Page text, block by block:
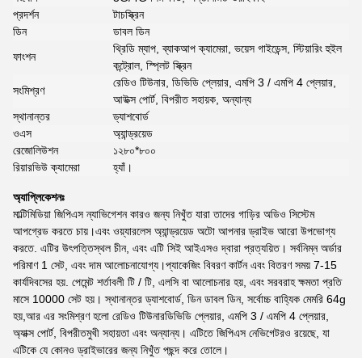
প্রদর্শন
টাচস্ক্রিন
ডিন
ডাবল ডিন
ফাংশন
থ্রিডি ম্যাপ, ব্যাকআপ ক্যামেরা, ভয়েস গাইডেন্স, স্টিয়ারিং হুইল
কন্ট্রোল, স্প্লিট স্ক্রিন
সংমিশ্রণ
রেডিও টিউনার, ডিভিডি প্লেয়ার, এমপি 3 / এমপি 4 প্লেয়ার,
আউক্স পোর্ট, বিপরীত সহায়ক, অন্যান্য
স্থানান্তর
ড্যাশবোর্ড
ওএস
অ্যান্ড্রয়েড
রেজোলিউশন
১২৮০*৮০০
রিয়ারভিউ ক্যামেরা
হ্যাঁ।
অ্যাপ্লিকেশনঃ
মাল্টিমিডিয়া জিপিএস ন্যাভিগেশন কারও জন্য নিখুঁত যারা তাদের গাড়ির অডিও সিস্টেম
আপগ্রেড করতে চায়।এবং ওয়্যারলেস অ্যান্ড্রয়েড অটো আপনার ড্রাইভ আরো উপভোগ্য
করতে. এটির উৎপত্তিস্থল চীন, এবং এটি সিই আইএসও দ্বারা প্রত্যয়িত। সর্বনিম্ন অর্ডার
পরিমাণ 1 সেট, এবং দাম আলোচনাযোগ্য।প্যাকেজিং বিবরণ কার্টন এবং বিতরণ সময় 7-15
কার্যদিবসের হয়. পেমেন্ট শর্তাবলী টি / টি, এলসি বা আলোচনার হয়, এবং সরবরাহ ক্ষমতা প্রতি
মাসে 10000 সেট হয়। স্থানান্তর ড্যাশবোর্ড, ডিন ডাবল ডিন, সর্বোচ্চ বাহ্যিক মেমরি 64g
হয়,আর এর সংমিশ্রণ হলো রেডিও টিউনারডিভিডি প্লেয়ার, এমপি 3 / এমপি 4 প্লেয়ার,
অ্যাক্স পোর্ট, বিপরীতমুখী সহায়তা এবং অন্যান্য। এটিতে জিপিএস নেভিগেটরও রয়েছে, যা
এটিকে যে কোনও ড্রাইভারের জন্য নিখুঁত পছন্দ করে তোলে।